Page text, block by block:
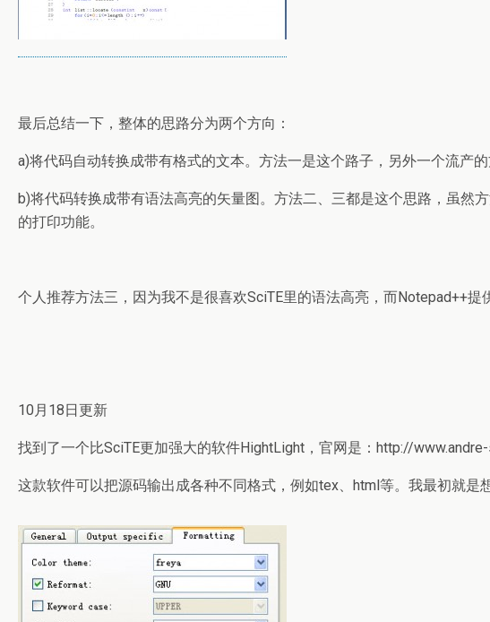
最后总结一下，整体的思路分为两个方向：
a)将代码自动转换成带有格式的文本。方法一是这个路子，另外一个流产
b)将代码转换成带有语法高亮的矢量图。方法二、三都是这个思路，虽然
的打印功能。
个人推荐方法三，因为我不是很喜欢SciTE里的语法高亮，而Notepad++
10月18日更新
找到了一个比SciTE更加强大的软件HightLight，官网是：http://
这款软件可以把源码输出成各种不同格式，例如tex、html等。我最初就是